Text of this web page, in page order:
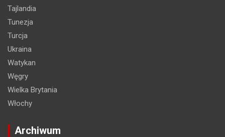
Tajlandia
Tunezja
Turcja
Ukraina
Watykan
Węgry
Wielka Brytania
Włochy
Archiwum